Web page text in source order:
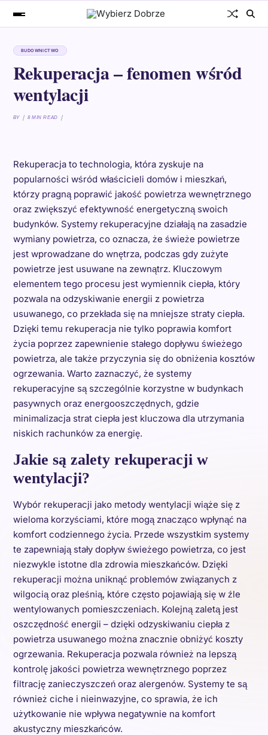
BUDOWNICTWO
Rekuperacja – fenomen wśród
wentylacji
BY 8 MIN READ
Rekuperacja to technologia, która zyskuje na
popularności wśród właścicieli domów i mieszkań,
którzy pragną poprawić jakość powietrza wewnętrznego
oraz zwiększyć efektywność energetyczną swoich
budynków. Systemy rekuperacyjne działają na zasadzie
wymiany powietrza, co oznacza, że świeże powietrze
jest wprowadzane do wnętrza, podczas gdy zużyte
powietrze jest usuwane na zewnątrz. Kluczowym
elementem tego procesu jest wymiennik ciepła, który
pozwala na odzyskiwanie energii z powietrza
usuwanego, co przekłada się na mniejsze straty ciepła.
Dzięki temu rekuperacja nie tylko poprawia komfort
życia poprzez zapewnienie stałego dopływu świeżego
powietrza, ale także przyczynia się do obniżenia kosztów
ogrzewania. Warto zaznaczyć, że systemy
rekuperacyjne są szczególnie korzystne w budynkach
pasywnych oraz energooszczędnych, gdzie
minimalizacja strat ciepła jest kluczowa dla utrzymania
niskich rachunków za energię.
Jakie są zalety rekuperacji w
wentylacji?
Wybór rekuperacji jako metody wentylacji wiąże się z
wieloma korzyściami, które mogą znacząco wpłynąć na
komfort codziennego życia. Przede wszystkim systemy
te zapewniają stały dopływ świeżego powietrza, co jest
niezwykle istotne dla zdrowia mieszkańców. Dzięki
rekuperacji można uniknąć problemów związanych z
wilgocią oraz pleśnią, które często pojawiają się w źle
wentylowanych pomieszczeniach. Kolejną zaletą jest
oszczędność energii – dzięki odzyskiwaniu ciepła z
powietrza usuwanego można znacznie obniżyć koszty
ogrzewania. Rekuperacja pozwala również na lepszą
kontrolę jakości powietrza wewnętrznego poprzez
filtrację zanieczyszczeń oraz alergenów. Systemy te są
również ciche i nieinwazyjne, co sprawia, że ich
użytkowanie nie wpływa negatywnie na komfort
akustyczny mieszkańców.